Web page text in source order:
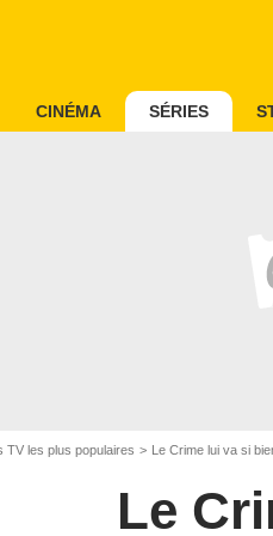
CINÉMA SÉRIES
TV les plus populaires Le Crime lui va si
Le